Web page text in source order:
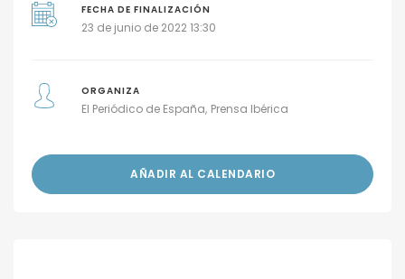
FECHA DE FINALIZACIÓN
23 de junio de 2022 13:30
ORGANIZA
El Periódico de España Prensa Ibérica
AÑADIR AL CALENDARIO